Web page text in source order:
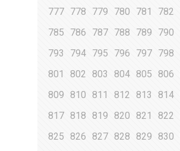
777 778 779 780 781 782
785
786 787 788 789 790
793
794 795 796 797 798
801
802 803 804 805 806
809
810 811 812 813 814
817 818 819 820 821 822
825
826 827 828 829 830